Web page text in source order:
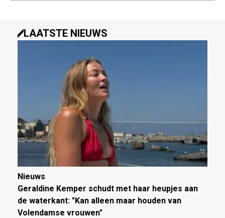
LAATSTE NIEUWS
Nieuws
Geraldine Kemper schudt met haar heupjes aan
de waterkant: "Kan alleen maar houden van
Volendamse vrouwen"